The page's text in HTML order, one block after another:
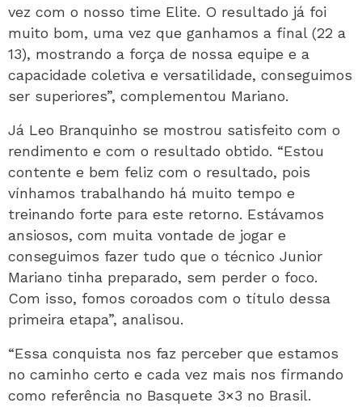
vez com o nosso time Elite. O resultado já foi
muito bom, uma vez que ganhamos a final (22 a
13), mostrando a força de nossa equipe e a
capacidade coletiva e versatilidade, conseguimos
ser superiores”, complementou Mariano.
Já Leo Branquinho se mostrou satisfeito com o
rendimento e com o resultado obtido. “Estou
contente e bem feliz com o resultado, pois
vínhamos trabalhando há muito tempo e
treinando forte para este retorno. Estávamos
ansiosos, com muita vontade de jogar e
conseguimos fazer tudo que o técnico Junior
Mariano tinha preparado, sem perder o foco.
Com isso, fomos coroados com o título dessa
primeira etapa”, analisou.
“Essa conquista nos faz perceber que estamos
no caminho certo e cada vez mais nos firmando
como referência no Basquete 3×3 no Brasil.